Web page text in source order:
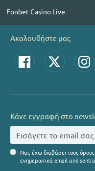
Fonbet Casino Live
Ακολουθήστε μας
Κάνε εγγραφή στο
Ναι, έχω διαβάσει τους
ενημερωτικά email από